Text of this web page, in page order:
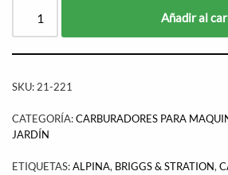
Añadir al
SKU: 21-221
CATEGORÍA:CARBURADORES PARA
JARDÍN
ETIQUETAS:ALPINA, BRIGGS & STRATION,